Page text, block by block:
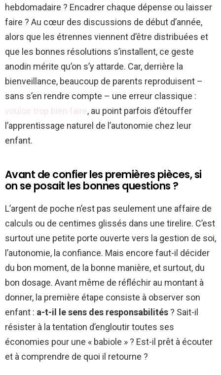
hebdomadaire ? Encadrer chaque dépense ou laisser
faire ? Au cœur des discussions de début d’année,
alors que les étrennes viennent d’être distribuées et
que les bonnes résolutions s’installent, ce geste
anodin mérite qu’on s’y attarde. Car, derrière la
bienveillance, beaucoup de parents reproduisent –
sans s’en rendre compte – une erreur classique :
vouloir trop bien faire, au point parfois d’étouffer
l’apprentissage naturel de l’autonomie chez leur
enfant.
Avant de confier les premières pièces, si
on se posait les bonnes questions ?
L’argent de poche n’est pas seulement une affaire de
calculs ou de centimes glissés dans une tirelire. C’est
surtout une petite porte ouverte vers la gestion de soi,
l’autonomie, la confiance. Mais encore faut-il décider
du bon moment, de la bonne manière, et surtout, du
bon dosage. Avant même de réfléchir au montant à
donner, la première étape consiste à observer son
enfant : a-t-il le sens des responsabilités ? Sait-il
résister à la tentation d’engloutir toutes ses
économies pour une « babiole » ? Est-il prêt à écouter
et à comprendre de quoi il retourne ?